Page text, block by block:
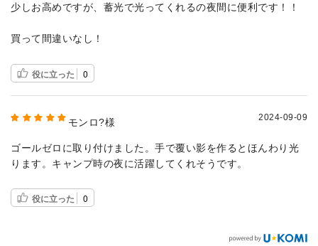
少しお高めですが、蓄光で光ってくれるの夜間に便利です！！
買って間違いなし！
役に立った 0
モンロ?様 2024-09-09
ゴールゼロに取り付けました。手で覆い影を作るとほんわり光
ります。キャンプ時の夜に活躍してくれそうです。
役に立った 0